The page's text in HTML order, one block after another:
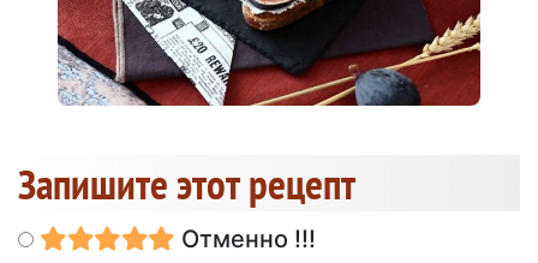
Запишите этот рецепт
Отменно !!!